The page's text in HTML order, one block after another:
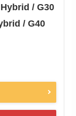
/ G30
/ G40